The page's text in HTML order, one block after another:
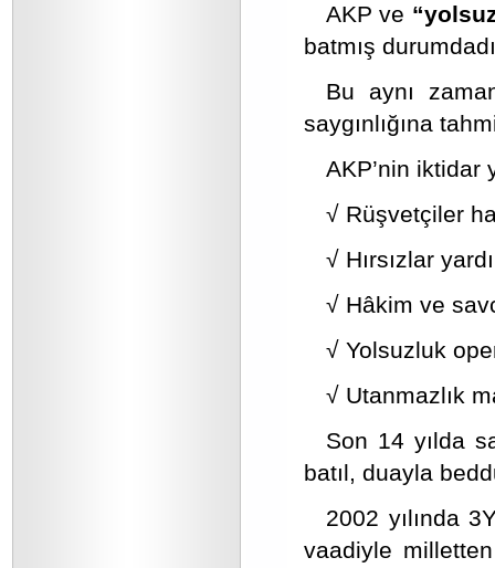
AKP ve
batmış
Bu aynı
saygınlığına
AKP’nin iktidar
√ Rüşvetçiler
√ Hırsızlar
√ Hâkim ve
√ Yolsuzluk
√ Utanmazlık
Son 14 yılda
batıl, duayla
2002 yılında
vaadiyle